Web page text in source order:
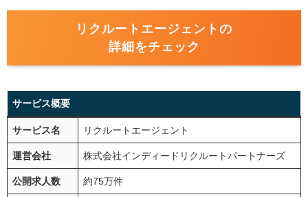
リクルートエージェントの
詳細をチェック
サービス概要
サービス名 リクルートエージェント
運営会社 株式会社インディードリクルートパートナーズ
公開求人数 約75万件